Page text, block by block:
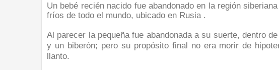
Un bebé recién nacido fue abandonado en la región
fríos de todo el mundo, ubicado en Rusia .
Al parecer la pequeña fue abandonada a su suerte, dentro
y un biberón; pero su propósito final no era morir de
llanto.